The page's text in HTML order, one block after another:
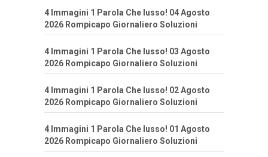
4 Immagini 1 Parola Che lusso! 04 Agosto
2026 Rompicapo Giornaliero Soluzioni
4 Immagini 1 Parola Che lusso! 03 Agosto
2026 Rompicapo Giornaliero Soluzioni
4 Immagini 1 Parola Che lusso! 02 Agosto
2026 Rompicapo Giornaliero Soluzioni
4 Immagini 1 Parola Che lusso! 01 Agosto
2026 Rompicapo Giornaliero Soluzioni